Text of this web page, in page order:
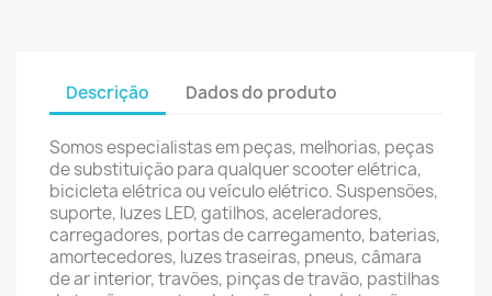
Descrição Dados do produto
Somos especialistas em peças, melhorias, peças
de substituição para qualquer scooter elétrica,
bicicleta elétrica ou veículo elétrico. Suspensões,
suporte, luzes LED, gatilhos, aceleradores,
carregadores, portas de carregamento, baterias,
amortecedores, luzes traseiras, pneus, câmara
de ar interior, travões, pinças de travão, pastilhas